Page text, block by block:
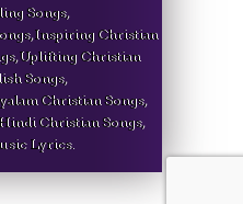
Songs,
Inspiring Christian
Uplifting Christian
Songs,
Christian Songs,
Christian Songs,
Lyrics.